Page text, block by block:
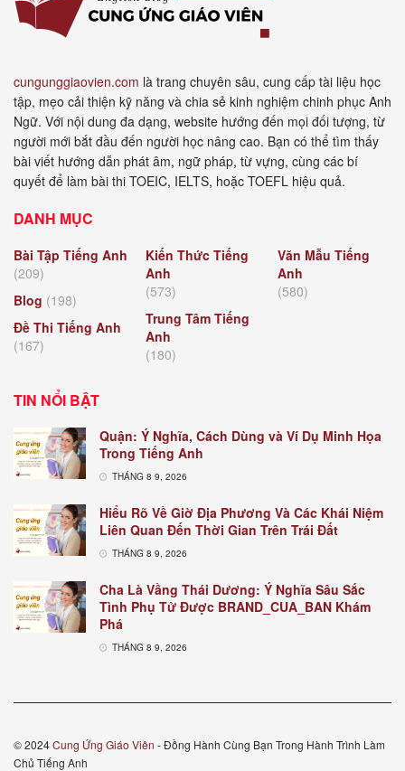
cungunggiaovien.com là trang chuyên sâu, cung cấp tài liệu học
tập, mẹo cải thiện kỹ năng và chia sẻ kinh nghiệm chinh phục Anh
Ngữ. Với nội dung đa dạng, website hướng đến mọi đối tượng, từ
người mới bắt đầu đến người học nâng cao. Bạn có thể tìm thấy
bài viết hướng dẫn phát âm, ngữ pháp, từ vựng, cùng các bí
quyết để làm bài thi TOEIC, IELTS, hoặc TOEFL hiệu quả.
DANH MỤC
Bài Tập Tiếng Anh
(209)
Blog (198)
Đề Thi Tiếng Anh
(167)
Kiến Thức Tiếng
Anh
(573)
Trung Tâm Tiếng
Anh
(180)
Văn Mẫu Tiếng
Anh
(580)
TIN NỔI BẬT
Quận: Ý Nghĩa, Cách Dùng và Ví Dụ Minh Họa
Trong Tiếng Anh
THÁNG 8 9, 2026
Hiểu Rõ Về Giờ Địa Phương Và Các Khái Niệm
Liên Quan Đến Thời Gian Trên Trái Đất
THÁNG 8 9, 2026
Cha Là Vầng Thái Dương: Ý Nghĩa Sâu Sắc
Tình Phụ Tử Được BRAND_CUA_BAN Khám
Phá
THÁNG 8 9, 2026
© 2024Cung Ứng Giáo Viên - Đồng Hành Cùng Bạn Trong Hành Trình Làm
Chủ Tiếng Anh